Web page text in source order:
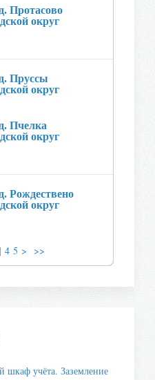
Протасово
округ
Пруссы
округ
Пчелка
округ
Рождествено
округ
4 5 > >>
шкаф учёта. Заземление